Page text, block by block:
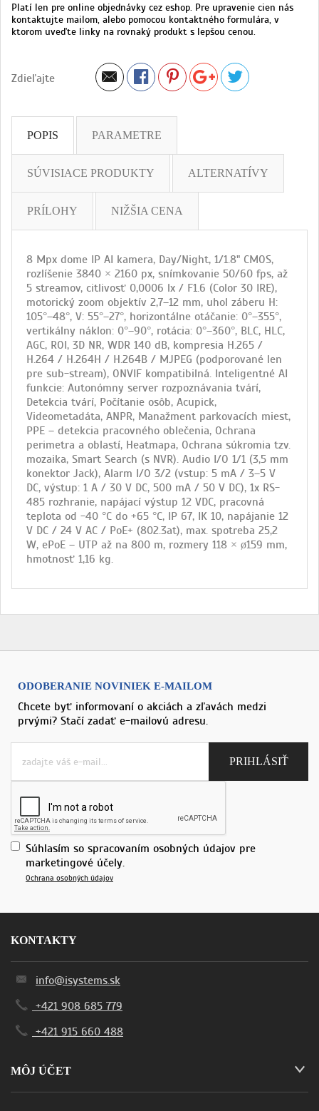
Platí len pre online objednávky cez eshop. Pre upravenie cien nás
kontaktujte mailom, alebo pomocou kontaktného formulára, v
ktorom uveďte linky na rovnaký produkt s lepšou cenou.
Zdieľajte
POPIS PARAMETRE
SÚVISIACE PRODUKTY ALTERNATÍVY
PRÍLOHY NIŽŠIA CENA
8 Mpx dome IP AI kamera, Day/Night, 1/1.8" CMOS,
rozlíšenie 3840 × 2160 px, snímkovanie 50/60 fps, až
5 streamov, citlivosť 0,0006 lx / F1.6 (Color 30 IRE),
motorický zoom objektív 2,7–12 mm, uhol záberu H:
105°–48°, V: 55°–27°, horizontálne otáčanie: 0°–355°,
vertikálny náklon: 0°–90°, rotácia: 0°–360°, BLC, HLC,
AGC, ROI, 3D NR, WDR 140 dB, kompresia H.265 /
H.264 / H.264H / H.264B / MJPEG (podporované len
pre sub-stream), ONVIF kompatibilná. Inteligentné AI
funkcie: Autonómny server rozpoznávania tvárí,
Detekcia tvárí, Počítanie osôb, Acupick,
Videometadáta, ANPR, Manažment parkovacích miest,
PPE – detekcia pracovného oblečenia, Ochrana
perimetra a oblastí, Heatmapa, Ochrana súkromia tzv.
mozaika, Smart Search (s NVR). Audio I/O 1/1 (3,5 mm
konektor Jack), Alarm I/O 3/2 (vstup: 5 mA / 3–5 V
DC, výstup: 1 A / 30 V DC, 500 mA / 50 V DC), 1x RS-
485 rozhranie, napájací výstup 12 VDC, pracovná
teplota od -40 °C do +65 °C, IP 67, IK 10, napájanie 12
V DC / 24 V AC / PoE+ (802.3at), max. spotreba 25,2
W, ePoE – UTP až na 800 m, rozmery 118 × ø159 mm,
hmotnosť 1,16 kg.
ODOBERANIE NOVINIEK E-MAILOM
Chcete byť informovaní o akciách a zľavách medzi
prvými? Stačí zadať e-mailovú adresu.
Súhlasím so spracovaním osobných údajov pre
marketingové účely.
Ochrana osobných údajov
KONTAKTY
info@isystems.sk
+421 908 685 779
+421 915 660 488
MÔJ ÚČET